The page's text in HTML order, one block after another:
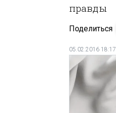
правды
Поделиться
05.02.2016 18:17